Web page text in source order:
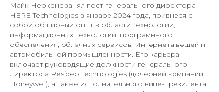
Майк Нефкенс занял пост генерального директора
HERE Technologies в январе 2024 года, привнеся с
собой обширный опыт в области технологий,
информационных технологий, программного
обеспечения, облачных сервисов, Интернета вещей и
автомобильной промышленности. Его карьера
включает руководящие должности генерального
директора Resideo Technologies (дочерней компании
Honeywell), а также исполнительного вице-президента